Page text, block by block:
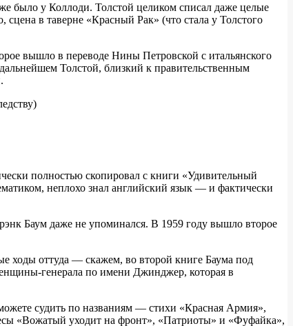
было у Коллоди. Толстой целиком списал даже целые
в таверне «Красный Рак» (что стала у Толстого
вышло в переводе Нины Петровской с итальянского
Толстой, близкий к правительственным
полностью скопировал с книги «Удивительный
неплохо знал английский язык — и фактически
Баум даже не упоминался. В 1959 году вышло второе
ходы оттуда — скажем, во второй книге Баума под
генерала по имени Джинджер, которая в
судить по названиям — стихи «Красная Армия»,
«Вожатый уходит на фронт», «Патриоты» и «Фуфайка»,